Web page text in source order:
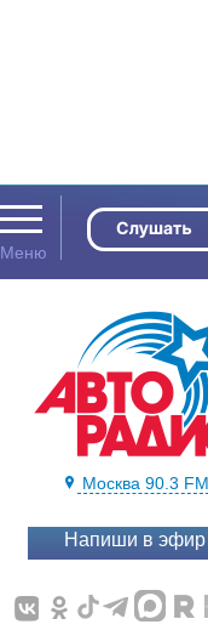
Москва 90.3 FM
Напиши в эфир